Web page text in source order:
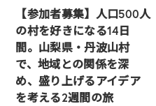
【参加者募集】人口500人
の村を好きになる14日
間。山梨県・丹波山村
で、地域との関係を深
め、盛り上げるアイデア
を考える2週間の旅